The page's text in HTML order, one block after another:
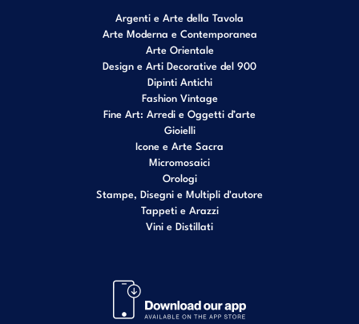
Argenti e Arte della Tavola
Arte Moderna e Contemporanea
Arte Orientale
Design e Arti Decorative del 900
Dipinti Antichi
Fashion Vintage
Fine Art: Arredi e Oggetti d’arte
Gioielli
Icone e Arte Sacra
Micromosaici
Orologi
Stampe, Disegni e Multipli d'autore
Tappeti e Arazzi
Vini e Distillati